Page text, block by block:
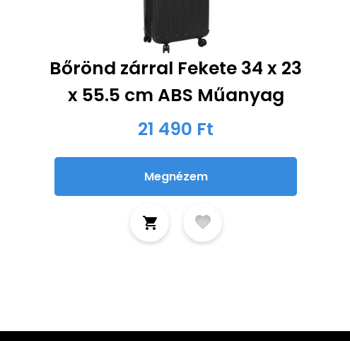
Bőrönd zárral Fekete 34 x 23
x 55.5 cm ABS Műanyag
21 490 Ft
Megnézem